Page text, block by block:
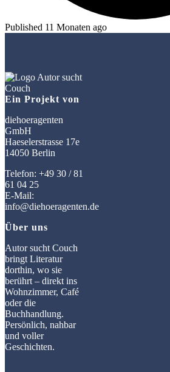
Published 11 Monaten ago
Ein Projekt von
diehoeragenten
GmbH
Haeselerstrasse 17e
14050 Berlin
Telefon: +49 30 / 81
61 04 25
E-Mail:
info@diehoeragenten.de
Über uns
Autor sucht Couch
bringt Literatur
dorthin, wo sie
berührt – direkt ins
Wohnzimmer, Café
oder die
Buchhandlung.
Persönlich, nahbar
und voller
Geschichten.